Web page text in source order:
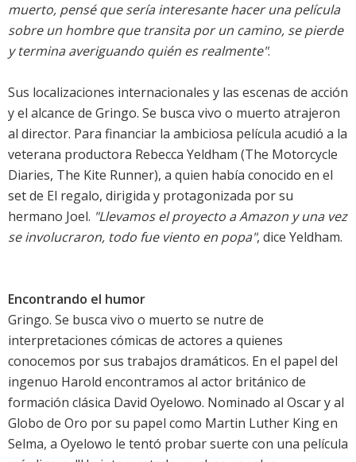
muerto, pensé que sería interesante hacer una película
sobre un hombre que transita por un camino, se pierde
y termina averiguando quién es realmente".
Sus localizaciones internacionales y las escenas de acción
y el alcance de Gringo. Se busca vivo o muerto atrajeron
al director. Para financiar la ambiciosa película acudió a la
veterana productora Rebecca Yeldham (The Motorcycle
Diaries, The Kite Runner), a quien había conocido en el
set de El regalo, dirigida y protagonizada por su
hermano Joel. "Llevamos el proyecto a Amazon y una vez
se involucraron, todo fue viento en popa", dice Yeldham.
Encontrando el humor
Gringo. Se busca vivo o muerto se nutre de
interpretaciones cómicas de actores a quienes
conocemos por sus trabajos dramáticos. En el papel del
ingenuo Harold encontramos al actor británico de
formación clásica David Oyelowo. Nominado al Oscar y al
Globo de Oro por su papel como Martin Luther King en
Selma, a Oyelowo le tentó probar suerte con una película